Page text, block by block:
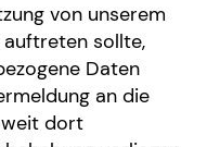
von unserem
auftreten sollte,
Daten
an die
dort